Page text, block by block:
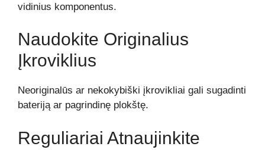
vidinius komponentus.
Naudokite Originalius
Įkroviklius
Neoriginalūs ar nekokybiški įkrovikliai gali sugadinti
bateriją ar pagrindinę plokštę.
Reguliariai Atnaujinkite